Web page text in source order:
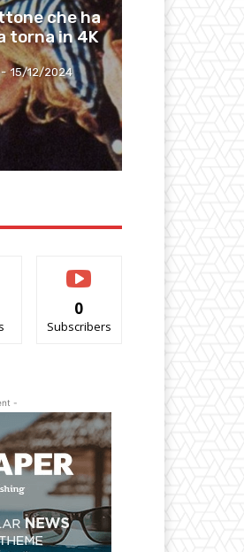
che ha
torna in 4K
- 15/12/2024
0
Subscribers
-